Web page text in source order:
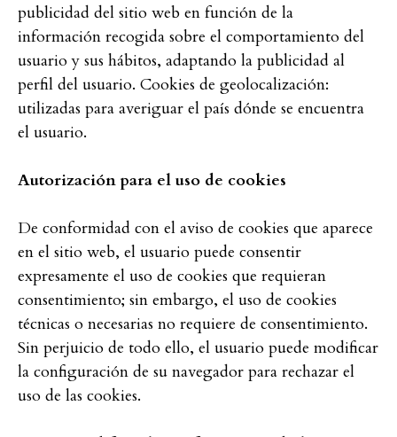
publicidad del sitio web en función de la
información recogida sobre el comportamiento del
usuario y sus hábitos, adaptando la publicidad al
perfil del usuario. Cookies de geolocalización:
utilizadas para averiguar el país dónde se encuentra
el usuario.
Autorización para el uso de cookies
De conformidad con el aviso de cookies que aparece
en el sitio web, el usuario puede consentir
expresamente el uso de cookies que requieran
consentimiento; sin embargo, el uso de cookies
técnicas o necesarias no requiere de consentimiento.
Sin perjuicio de todo ello, el usuario puede modificar
la configuración de su navegador para rechazar el
uso de las cookies.